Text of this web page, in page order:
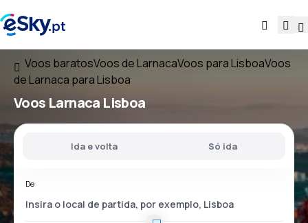
Voos baratosVoos de LarnacaVoos para LisboaVoos
de Larnaca para Lisboa
Voos Larnaca Lisboa
Ida e volta Só ida
De